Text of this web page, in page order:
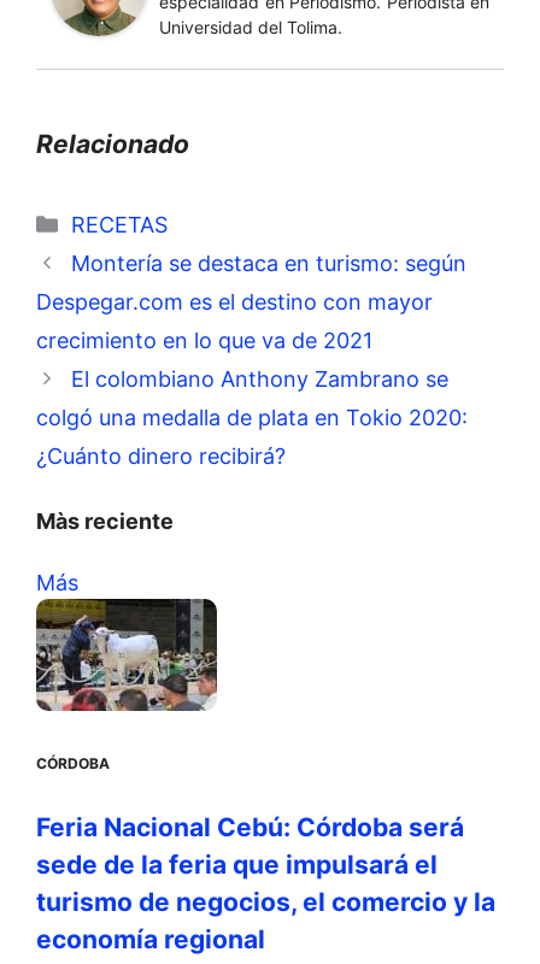
Universidad del Tolima.
Relacionado
Categorías
RECETAS
Montería se destaca en turismo: según
Despegar.com es el destino con mayor
crecimiento en lo que va de 2021
El colombiano Anthony Zambrano se
colgó una medalla de plata en Tokio 2020:
¿Cuánto dinero recibirá?
Màs reciente
Más
CÓRDOBA
Feria Nacional Cebú: Córdoba será
sede de la feria que impulsará el
turismo de negocios, el comercio y la
economía regional